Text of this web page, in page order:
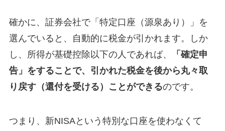
確かに、証券会社で「特定口座（源泉あり）」を
選んでいると、自動的に税金が引かれます。しか
し、所得が基礎控除以下の人であれば、
「確定申
告」をすることで、引かれた税金を後から丸々取
り戻す（還付を受ける）ことができるのです。
つまり、新NISAという特別な口座を使わなくて